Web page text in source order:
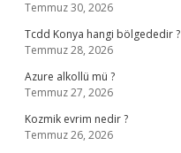
Temmuz 30, 2026
Tcdd Konya hangi bölgededir ?
Temmuz 28, 2026
Azure alkollü mü ?
Temmuz 27, 2026
Kozmik evrim nedir ?
Temmuz 26, 2026